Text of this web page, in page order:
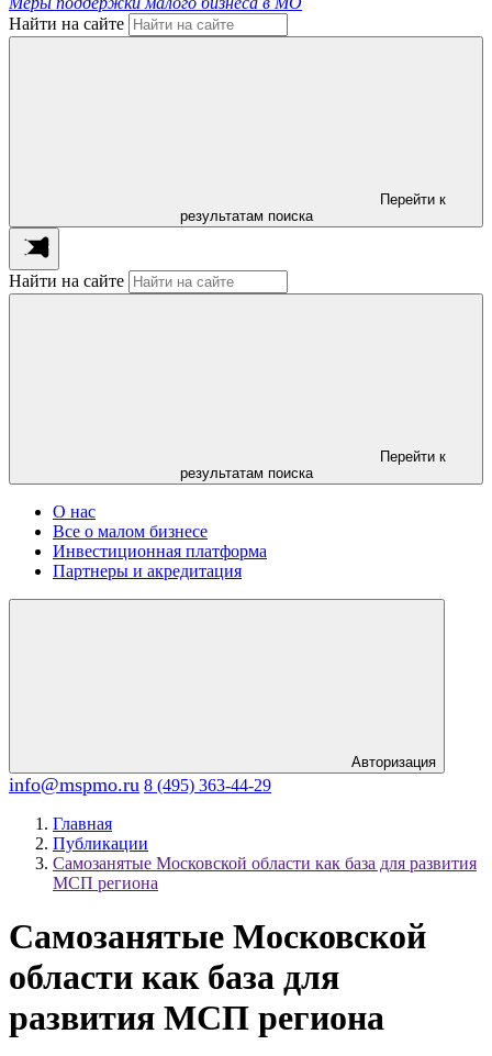
Найти на сайте
Перейти к
результатам поиска
Найти на сайте
Перейти к
результатам поиска
О нас
Все о малом бизнесе
Инвестиционная платформа
Партнеры и акредитация
Авторизация
info@mspmo.ru 8 (495) 363-44-29
Главная
Публикации
Самозанятые Московской области как база для развития
МСП региона
Самозанятые Московской
области как база для
развития МСП региона